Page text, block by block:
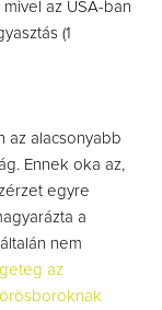
az USA-ban
(1
az alacsonyabb
Ennek oka az,
egyre
a
nem
az